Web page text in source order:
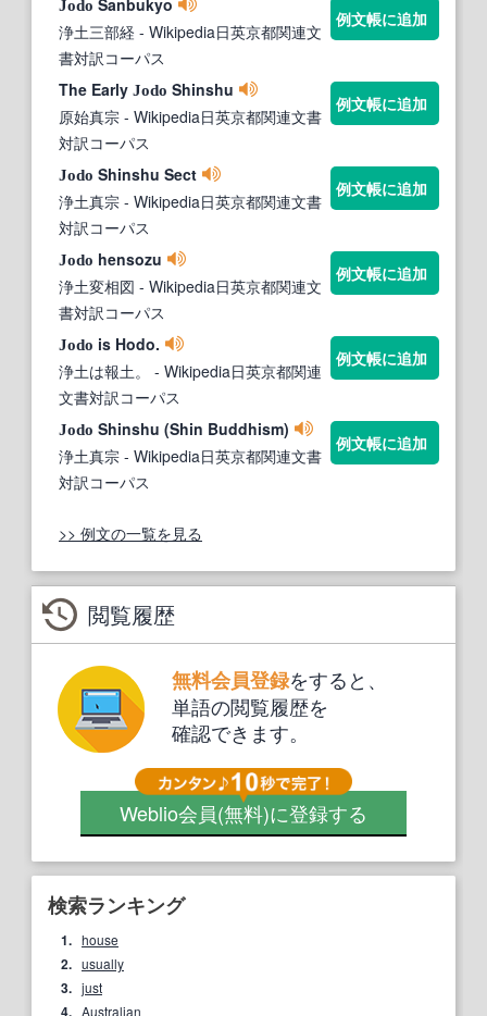
Jodo
浄土三部経 - Wikipedia日英京都関連文
書対訳コーパス
例文帳に追加
The Early Jodo Shinshu
原始真宗 - Wikipedia日英京都関連文書
対訳コーパス
例文帳に追加
Jodo Shinshu Sect
浄土真宗 - Wikipedia日英京都関連文書
対訳コーパス
例文帳に追加
Jodo hensozu
浄土変相図 - Wikipedia日英京都関連文
書対訳コーパス
例文帳に追加
Jodo is Hodo.
浄土は報土。
- Wikipedia日英京都関連
文書対訳コーパス
例文帳に追加
Jodo Shinshu (Shin Buddhism)
浄土真宗 - Wikipedia日英京都関連文書
対訳コーパス
例文帳に追加
>> 例文の一覧を見る
閲覧履歴
無料会員登録をすると、
単語の閲覧履歴を
確認できます。
Weblio会員(無料)に登録する
検索ランキング
1. house
2. usually
3. just
4. Australian